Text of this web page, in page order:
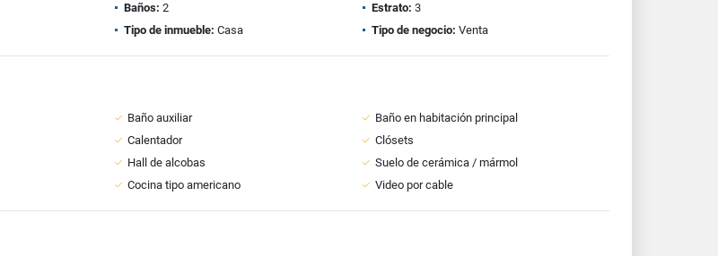
Baños: 2 Estrato: 3
Tipo de inmueble: Casa Tipo de negocio: Venta
Baño auxiliar
Baño en habitación principal
Calentador
Clósets
Hall de alcobas
Suelo de cerámica / mármol
Cocina tipo americano Video por cable